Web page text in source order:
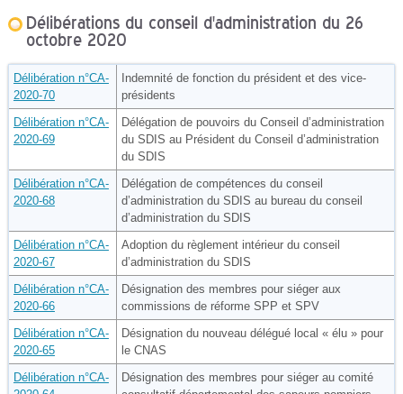
Délibérations du conseil d'administration du 26
octobre 2020
Délibération n°CA-
2020-70
Indemnité de fonction du président et des vice-
présidents
Délibération n°CA-
2020-69
Délégation de pouvoirs du Conseil d’administration
du SDIS au Président du Conseil d’administration
du SDIS
Délibération n°CA-
2020-68
Délégation de compétences du conseil
d’administration du SDIS au bureau du conseil
d’administration du SDIS
Délibération n°CA-
2020-67
Adoption du règlement intérieur du conseil
d’administration du SDIS
Délibération n°CA-
2020-66
Désignation des membres pour siéger aux
commissions de réforme SPP et SPV
Délibération n°CA-
2020-65
Désignation du nouveau délégué local « élu » pour
le CNAS
Délibération n°CA-
Désignation des membres pour siéger au comité